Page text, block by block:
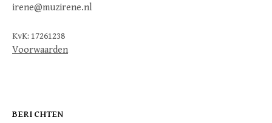
irene@muzirene.nl
KvK: 17261238
Voorwaarden
BERICHTEN